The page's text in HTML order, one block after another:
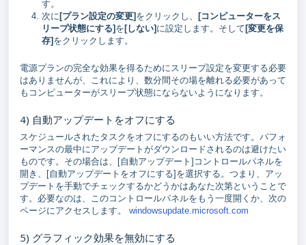
す。
次に [プラン設定の変更] をクリックし、
[コンピューターをス
リープ状態にする] を [しない] に設定します。そして [変更を保
存] をクリックします。
電源プランの完全な効果を得るためにスリープ設定を変更する必要
はありませんが、これにより、数分間その場を離れる必要があって
もコンピューターがスリープ状態にならないようになります。
4) 自動アップデートをオフにする
スケジュールされたタスクをオフにするのもいい方法です。パフォ
ーマンスの最中にアップデートがダウンロードされるのは避けたい
ものです。その場合は、[自動アップデート]コントロールパネルを
開き、[自動アップデートをオフにする]を選択する。つまり、アッ
プデートを手動でチェックするかどうかはあなた次第ということで
す。必要なのは、このコントロールパネルをもう一度開くか、次の
ページにアクセスします。 windowsupdate.microsoft.com
5) グラフィック効果を無効にする